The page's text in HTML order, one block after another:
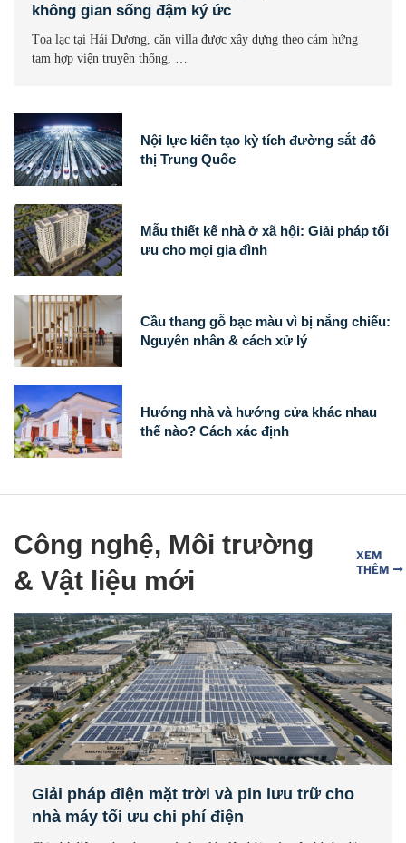
không gian sống đậm ký ức
Tọa lạc tại Hải Dương, căn villa được xây dựng theo cảm hứng
tam hợp viện truyền thống, …
Nội lực kiến tạo kỳ tích đường sắt đô
thị Trung Quốc
Mẫu thiết kế nhà ở xã hội: Giải pháp tối
ưu cho mọi gia đình
Cầu thang gỗ bạc màu vì bị nắng chiếu:
Nguyên nhân & cách xử lý
Hướng nhà và hướng cửa khác nhau
thế nào? Cách xác định
Công nghệ, Môi trường
& Vật liệu mới
XEM
THÊM
Giải pháp điện mặt trời và pin lưu trữ cho
nhà máy tối ưu chi phí điện